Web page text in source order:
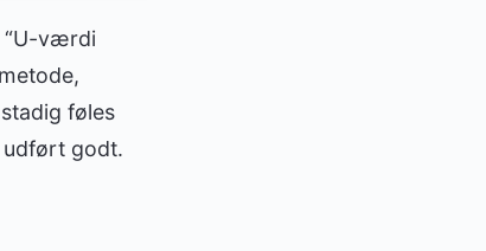
“U-værdi
føles
godt.